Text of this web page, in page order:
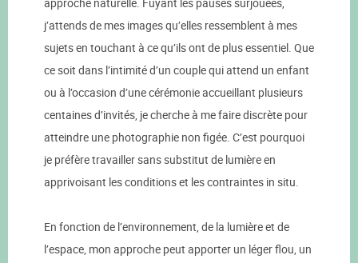
approche naturelle. Fuyant les pauses surjouées,
j’attends de mes images qu’elles ressemblent à mes
sujets en touchant à ce qu’ils ont de plus essentiel. Que
ce soit dans l’intimité d’un couple qui attend un enfant
ou à l’occasion d’une cérémonie accueillant plusieurs
centaines d’invités, je cherche à me faire discrète pour
atteindre une photographie non figée. C’est pourquoi
je préfère travailler sans substitut de lumière en
apprivoisant les conditions et les contraintes in situ.
En fonction de l’environnement, de la lumière et de
l’espace, mon approche peut apporter un léger flou, un